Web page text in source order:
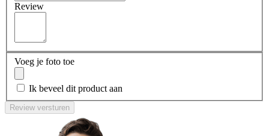
Review
Voeg je foto toe
Ik beveel dit product aan
Review versturen